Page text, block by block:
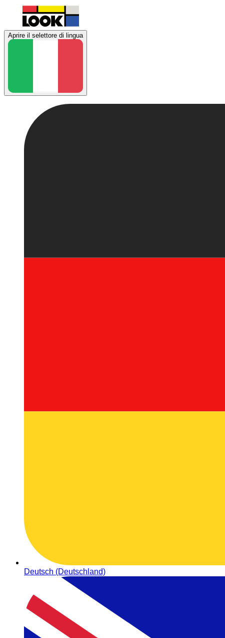
Aprire il selettore di lingua
Deutsch (Deutschland)